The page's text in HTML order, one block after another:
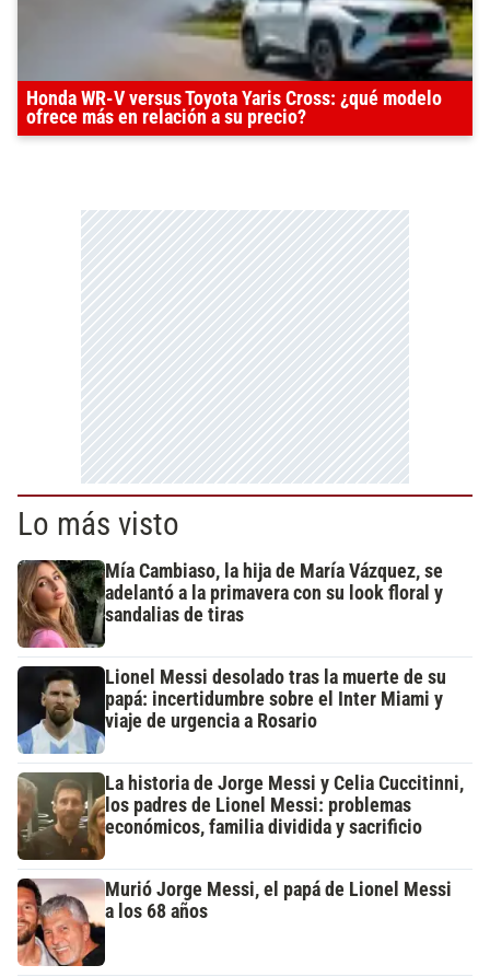
Honda WR-V versus Toyota Yaris Cross: ¿qué modelo
ofrece más en relación a su precio?
Lo más visto
Mía Cambiaso, la hija de María Vázquez, se
adelantó a la primavera con su look floral y
sandalias de tiras
Lionel Messi desolado tras la muerte de su
papá: incertidumbre sobre el Inter Miami y
viaje de urgencia a Rosario
La historia de Jorge Messi y Celia Cuccitinni,
los padres de Lionel Messi: problemas
económicos, familia dividida y sacrificio
Murió Jorge Messi, el papá de Lionel Messi
a los 68 años